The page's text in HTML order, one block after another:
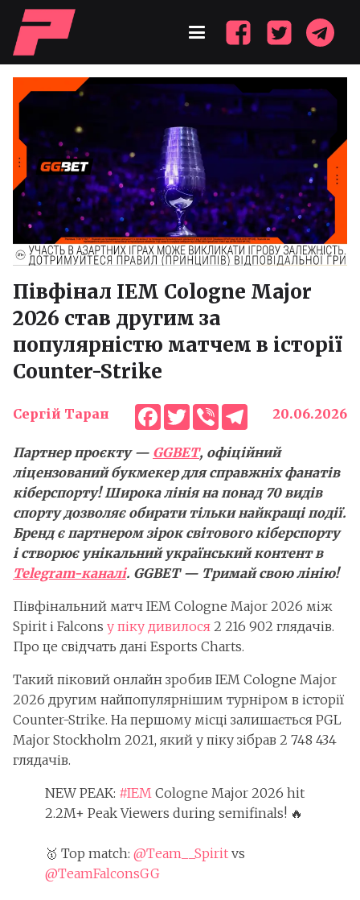
Півфінал IEM Cologne Major
2026 став другим за
популярністю матчем в історії
Counter-Strike
Сергій Таран Facebook
Twitter
ViberTelegram
20.06.2026
Партнер проєкту — GGBET, офіційний
ліцензований букмекер для справжніх фанатів
кіберспорту! Широка лінія на понад 70 видів
спорту дозволяє обирати тільки найкращі події.
Бренд є партнером зірок світового кіберспорту
і створює унікальний український контент в
Telegram-каналі. GGBET — Тримай свою лінію!
Півфінальний матч IEM Cologne Major 2026 між
Spirit і Falcons у піку дивилося 2 216 902 глядачів.
Про це свідчать дані Esports Charts.
Такий піковий онлайн зробив IEM Cologne Major
2026 другим найпопулярнішим турніром в історії
Counter-Strike. На першому місці залишається PGL
Major Stockholm 2021, який у піку зібрав 2 748 434
глядачів.
NEW PEAK: #IEM Cologne Major 2026 hit
2.2M+ Peak Viewers during semifinals! 🔥
🥇 Top match: @Team__Spirit vs
@TeamFalconsGG